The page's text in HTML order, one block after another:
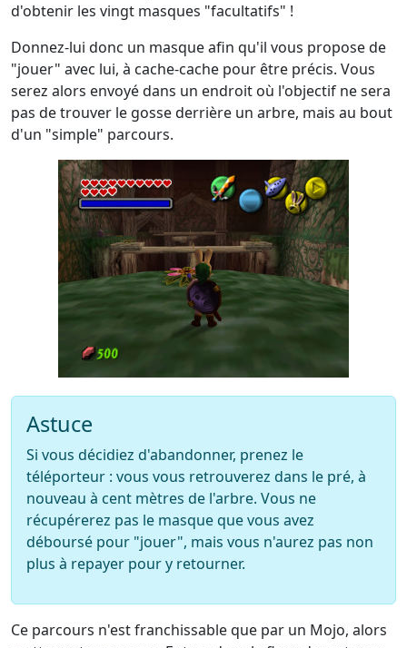
d'obtenir les vingt masques "facultatifs" !
Donnez-lui donc un masque afin qu'il vous propose de
"jouer" avec lui, à cache-cache pour être précis. Vous
serez alors envoyé dans un endroit où l'objectif ne sera
pas de trouver le gosse derrière un arbre, mais au bout
d'un "simple" parcours.
Astuce
Si vous décidiez d'abandonner, prenez le
téléporteur : vous vous retrouverez dans le pré, à
nouveau à cent mètres de l'arbre. Vous ne
récupérerez pas le masque que vous avez
déboursé pour "jouer", mais vous n'aurez pas non
plus à repayer pour y retourner.
Ce parcours n'est franchissable que par un Mojo, alors